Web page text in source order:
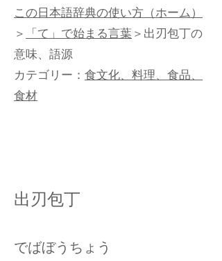
この日本語辞典の使い方（ホーム）
＞「て」で始まる言葉＞出刃包丁の
意味、語源
カテゴリー： 食文化、料理、食品、
食材
出刃包丁
でばぼうちょう